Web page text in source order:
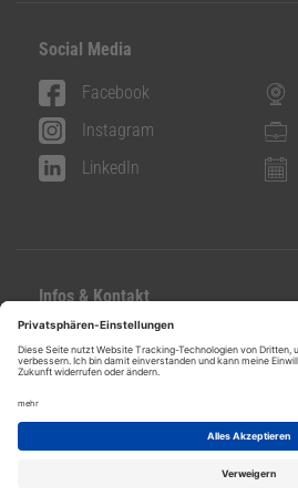
Social Media
Facebook
Instagram
LinkedIn
Infos & Kontakt
Kontakt
Datenschutz
Ideen- und Beschwerdeservice